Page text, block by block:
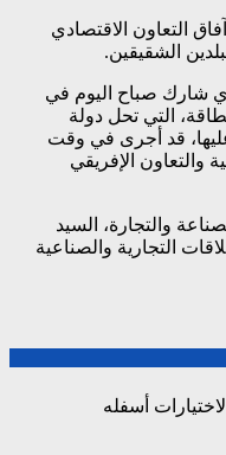
التعاون الاقتصادي
الشقيقين.
شارك صباح اليوم في
التي تحل دولة
قد أجرى في وقت
والتعاون الإفريقي
والتجارة، السيد
التجارية والصناعية
أسفله